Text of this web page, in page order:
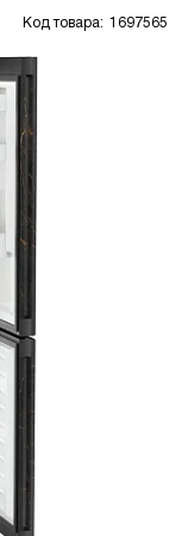
Код товара: 1697565